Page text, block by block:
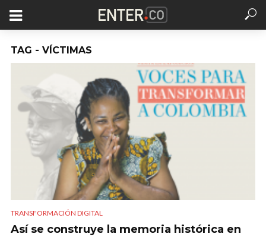
TAG - VÍCTIMAS
TRANSFORMACIÓN DIGITAL
Así se construye la memoria histórica en